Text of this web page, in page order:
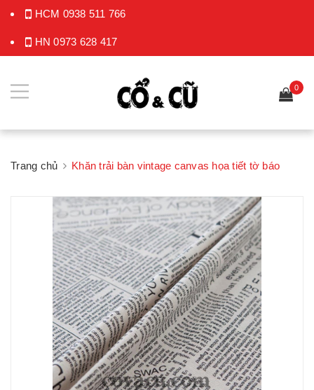
HCM 0938 511 766
HN0973 628 417
0
Trang chủ Khăn trải bàn vintage canvas họa tiết tờ báo